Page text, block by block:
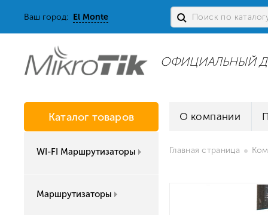
Ваш город: El Monte
ОФИЦИАЛЬНЫЙ
Каталог товаров
WI-FI Маршрутизаторы
Маршрутизаторы
О компании
Главная страница